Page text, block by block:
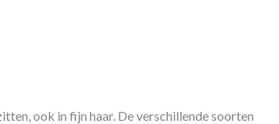
ook in fijn haar. De verschillende soorten